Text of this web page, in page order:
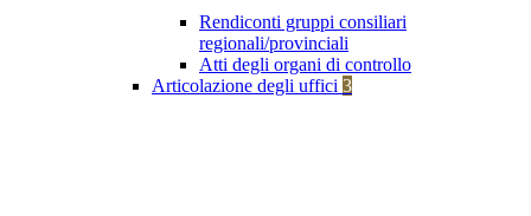
Rendiconti gruppi consiliari
regionali/provinciali
Atti degli organi di controllo
Articolazione degli uffici 3